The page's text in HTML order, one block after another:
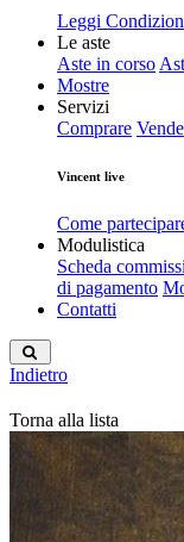
Leggi
Le aste
Aste in corso
Mostre
Servizi
Comprare
Vincent live
Come
Modulistica
Scheda
di pagamento
Contatti
Indietro
Torna alla lista